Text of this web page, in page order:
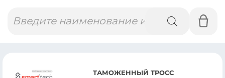
товаров
ТАМОЖЕННЫЙ ТРОСС